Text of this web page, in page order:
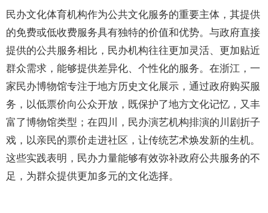
民办文化体育机构作为公共文化服务的重要主体，其提供
的免费或低收费服务具有独特的价值和优势。与政府直接
提供的公共服务相比，民办机构往往更加灵活、更加贴近
群众需求，能够提供差异化、个性化的服务。在浙江，一
家民办博物馆专注于地方历史文化展示，通过政府购买服
务，以低票价向公众开放，既保护了地方文化记忆，又丰
富了博物馆类型；在四川，民办演艺机构排演的川剧折子
戏，以亲民的票价走进社区，让传统艺术焕发新的生机。
这些实践表明，民办力量能够有效弥补政府公共服务的不
足，为群众提供更加多元的文化选择。